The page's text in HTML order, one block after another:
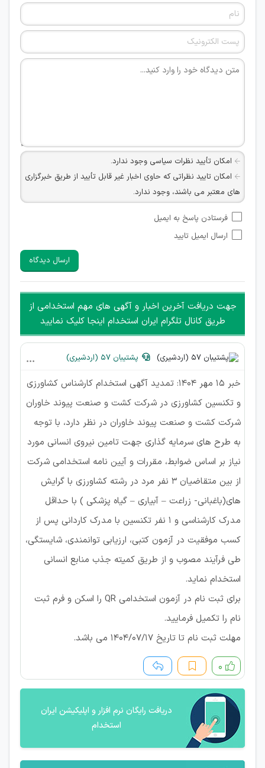
امکان تأیید نظرات سیاسی وجود ندارد.
امکان تایید نظراتی که حاوی اخبار غیر قابل تأیید از طریق خبرگزاری
های معتبر می باشند، وجود ندارد.
شبکه های مجازی ارتباطی می باشند وجود ندارد.
امکان تأیید نظرات کاربرانی که به هر طریقی قصد مأیوس کردن
هرگونه تحریک، تحقیر و کنایه به سایر افراد (مسئول و غیر مسئول)
غیر مجاز می باشد.
امکان هماهنگی برای هرگونه ملاقات حضوری چه به صورت دسته
جمعی و چه فردی توسط کاربران سایت وجود ندارد.
فرستادن پاسخ به ایمیل
ارسال ایمیل تایید
ارسال دیدگاه
جهت دریافت آخرین اخبار و آگهی های مهم استخدامی از
طریق کانال تلگرام ایران استخدام اینجا کلیک نمایید
پشتیبان 57 (اردشیری)
خبر 15 مهر 1404: تمدید آگهی استخدام کارشناس کشاورزی
و تکنسین کشاورزی در شرکت کشت و صنعت پیوند خاوران
شرکت کشت و صنعت پیوند خاوران در نظر دارد، با توجه
به طرح های سرمایه گذاری جهت تامین نیروی انسانی مورد
نیاز بر اساس ضوابط، مقررات و آیین نامه استخدامی شرکت
از بین متقاضیان ۳ نفر مرد در رشته کشاورزی با گرایش
های(باغبانی- زراعت – آبیاری – گیاه پزشکی ) با حداقل
مدرک کارشناسی و ۱ نفر تکنسین با مدرک کاردانی پس از
کسب موفقیت در آزمون کتبی، ارزیابی توانمندی، شایستگی،
طی فرآیند مصوب و از طریق کمیته جذب منابع انسانی
استخدام نماید.
برای ثبت نام در آزمون استخدامی QR را اسکن و فرم ثبت
نام را تکمیل فرمایید.
مهلت ثبت نام تا تاریخ ۱۴۰۴/۰۷/۱۷ می باشد.
۰
دریافت رایگان نرم افزار و اپلیکیشن ایران
استخدام